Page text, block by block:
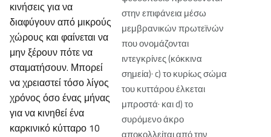
στην επιφάνεια μέσω
μεμβρανικών πρωτεϊνών
που ονομάζονται
ιντεγκρίνες (κόκκινα
σημεία)· c) το κυρίως σώμα
του κυττάρου έλκεται
μπροστά· και d) το
συρόμενο άκρο
κινήσεις για να
διαφύγουν από μικρούς
χώρους και φαίνεται να
μην ξέρουν πότε να
σταματήσουν. Μπορεί
να χρειαστεί τόσο λίγος
χρόνος όσο ένας μήνας
για να κινηθεί ένα
καρκινικό κύτταρο 10